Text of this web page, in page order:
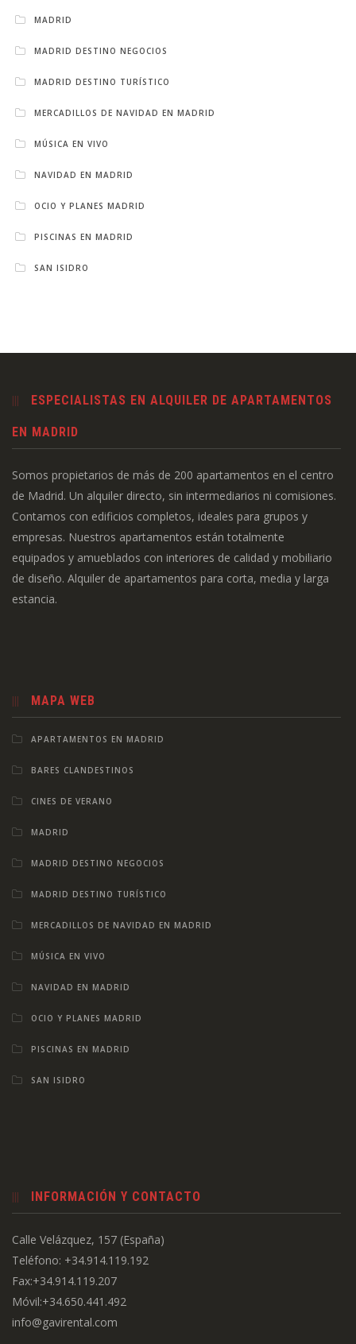
MADRID
MADRID DESTINO NEGOCIOS
MADRID DESTINO TURÍSTICO
MERCADILLOS DE NAVIDAD EN MADRID
MÚSICA EN VIVO
NAVIDAD EN MADRID
OCIO Y PLANES MADRID
PISCINAS EN MADRID
SAN ISIDRO
ESPECIALISTAS EN ALQUILER DE APARTAMENTOS
EN MADRID
Somos propietarios de más de 200 apartamentos en el centro
de Madrid. Un alquiler directo, sin intermediarios ni comisiones.
Contamos con edificios completos, ideales para grupos y
empresas. Nuestros apartamentos están totalmente
equipados y amueblados con interiores de calidad y mobiliario
de diseño. Alquiler de apartamentos para corta, media y larga
estancia.
MAPA WEB
APARTAMENTOS EN MADRID
BARES CLANDESTINOS
CINES DE VERANO
MADRID
MADRID DESTINO NEGOCIOS
MADRID DESTINO TURÍSTICO
MERCADILLOS DE NAVIDAD EN MADRID
MÚSICA EN VIVO
NAVIDAD EN MADRID
OCIO Y PLANES MADRID
PISCINAS EN MADRID
SAN ISIDRO
INFORMACIÓN Y CONTACTO
Calle Velázquez, 157 (España)
Teléfono: +34.914.119.192
Fax:+34.914.119.207
Móvil:+34.650.441.492
info@gavirental.com